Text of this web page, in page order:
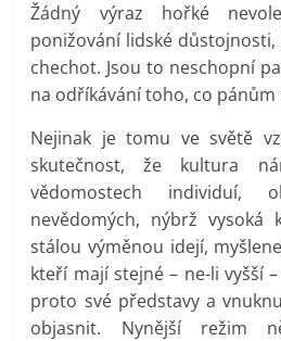
Žádný výraz hořké
ponižování lidské
chechot. Jsou to neschopní
na odříkávání toho, co pánům
Nejinak je tomu ve světě
skutečnost, že kultura
vědomostech individuí,
nevědomých, nýbrž vysoká
stálou výměnou idejí,
kteří mají stejné – ne-li vyšší
proto své představy a
objasnit. Nynější režim